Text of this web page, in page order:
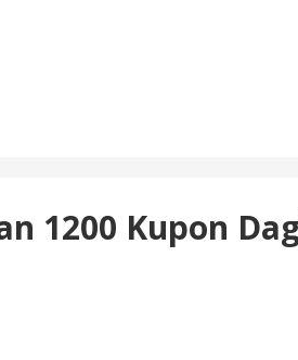
1200 Kupon